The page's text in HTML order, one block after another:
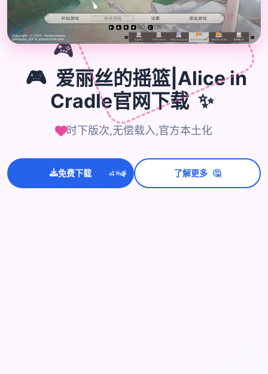
🎮
🎮 爱丽丝的摇篮|Alice in
Cradle官网下载 ✨
时下版次,无偿载入,官方本土化
免费下载 ✨
⭐💫 了解更多 🤔